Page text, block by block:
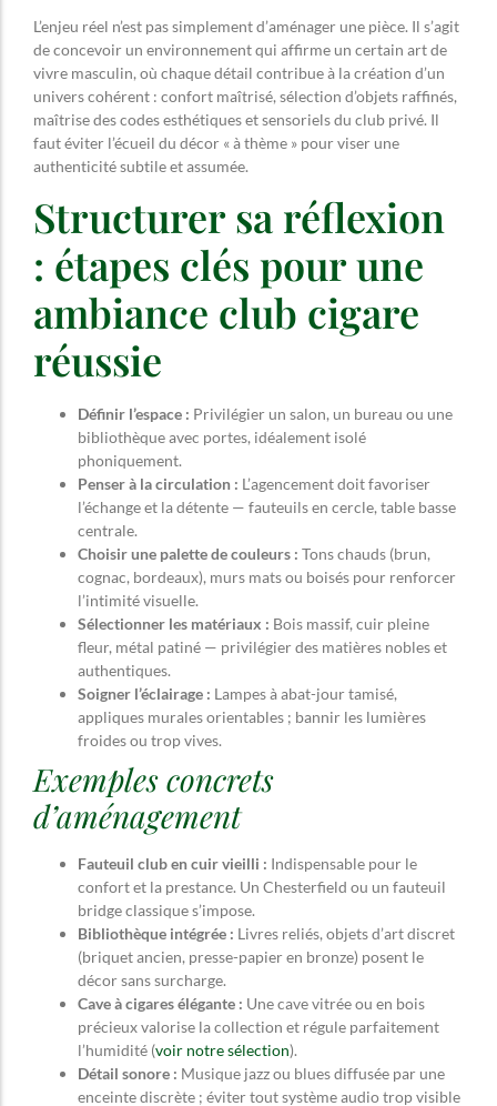
L’enjeu réel n’est pas simplement d’aménager une pièce. Il s’agit
de concevoir un environnement qui affirme un certain art de
vivre masculin, où chaque détail contribue à la création d’un
univers cohérent : confort maîtrisé, sélection d’objets raffinés,
maîtrise des codes esthétiques et sensoriels du club privé. Il
faut éviter l’écueil du décor « à thème » pour viser une
authenticité subtile et assumée.
Structurer sa réflexion
: étapes clés pour une
ambiance club cigare
réussie
Définir l’espace : Privilégier un salon, un bureau ou une
bibliothèque avec portes, idéalement isolé
phoniquement.
Penser à la circulation : L’agencement doit favoriser
l’échange et la détente — fauteuils en cercle, table basse
centrale.
Choisir une palette de couleurs : Tons chauds (brun,
cognac, bordeaux), murs mats ou boisés pour renforcer
l’intimité visuelle.
Sélectionner les matériaux : Bois massif, cuir pleine
fleur, métal patiné — privilégier des matières nobles et
authentiques.
Soigner l’éclairage : Lampes à abat-jour tamisé,
appliques murales orientables ; bannir les lumières
froides ou trop vives.
Exemples concrets
d’aménagement
Fauteuil club en cuir vieilli : Indispensable pour le
confort et la prestance. Un Chesterfield ou un fauteuil
bridge classique s’impose.
Bibliothèque intégrée : Livres reliés, objets d’art discret
(briquet ancien, presse-papier en bronze) posent le
décor sans surcharge.
Cave à cigares élégante : Une cave vitrée ou en bois
précieux valorise la collection et régule parfaitement
l’humidité (voir notre sélection).
Détail sonore : Musique jazz ou blues diffusée par une
enceinte discrète ; éviter tout système audio trop visible